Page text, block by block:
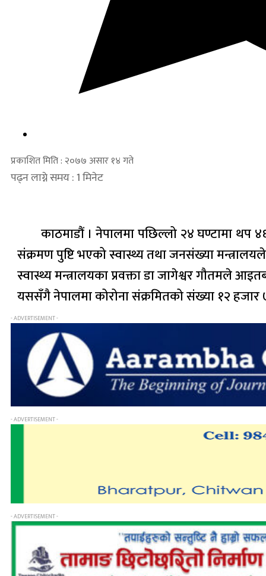
प्रकाशित मिति : २०७७ असार १४ गते
पढ्न लाग्ने समय : 1 मिनेट
काठमाडौं । नेपालमा पछिल्लो २४ घण्टामा थप
संक्रमण पुष्टि भएको स्वास्थ्य तथा जनसंख्या
स्वास्थ्य मन्त्रालयका प्रवक्ता डा जागेश्वर गौतमले
यससँगै नेपालमा कोरोना संक्रमितको संख्या १२
- ADVERTISEMENT -
- ADVERTISEMENT -
- ADVERTISEMENT -